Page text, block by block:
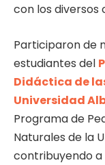
con los diversos
Participaron de
estudiantes del
Didáctica de
Universidad
Programa de
Naturales de la
contribuyendo a